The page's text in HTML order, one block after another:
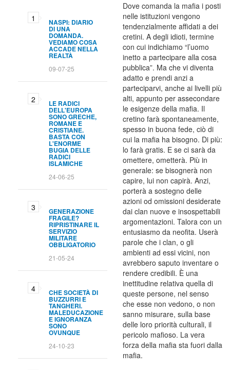
NASPI: DIARIO
DI UNA
DOMANDA.
VEDIAMO COSA
ACCADE NELLA
REALTÀ
09-07-25
LE RADICI
DELL'EUROPA
SONO GRECHE,
ROMANE E
CRISTIANE.
BASTA CON
L'ENORME
BUGIA DELLE
RADICI
ISLAMICHE
24-06-25
GENERAZIONE
FRAGILE?
RIPRISTINARE IL
SERVIZIO
MILITARE
OBBLIGATORIO
21-05-24
CHE SOCIETÀ DI
BUZZURRI E
TANGHERI.
MALEDUCAZIONE
E IGNORANZA
SONO
OVUNQUE
24-10-23
Dove comanda la mafia i posti
nelle istituzioni vengono
tendenzialmente affidati a dei
cretini. A degli idioti, termine
con cui indichiamo “l’uomo
inetto a partecipare alla cosa
pubblica”. Ma che vi diventa
adatto e prendi anzi a
parteciparvi, anche ai livelli più
alti, appunto per assecondare
le esigenze della mafia. Il
cretino farà spontaneamente,
spesso in buona fede, ciò di
cui la mafia ha bisogno. Di più:
lo farà gratis. E se ci sarà da
omettere, ometterà. Più in
generale: se bisognerà non
capire, lui non capirà. Anzi,
porterà a sostegno delle
azioni od omissioni desiderate
dai clan nuove e insospettabili
argomentazioni. Talora con un
entusiasmo da neofita. Userà
parole che i clan, o gli
ambienti ad essi vicini, non
avrebbero saputo inventare o
rendere credibili. È una
inettitudine relativa quella di
queste persone, nel senso
che esse non vedono, o non
sanno misurare, sulla base
delle loro priorità culturali, il
pericolo mafioso. La vera
forza della mafia sta fuori dalla
mafia.